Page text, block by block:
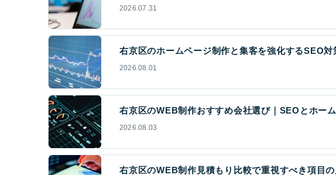
2026.07.31
右京区のホームページ制作と集客を強化するSEO対
2026.08.01
右京区のWEB制作おすすめ会社選び｜SEOとホー
2026.08.03
右京区のWEB制作見積もり比較で重視すべき項目